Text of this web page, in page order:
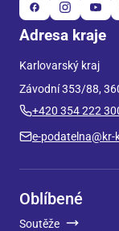
Adresa kraje
Karlovarský kraj
Závodní 353/88,
+420 354 222
e-
Oblíbené
Soutěže